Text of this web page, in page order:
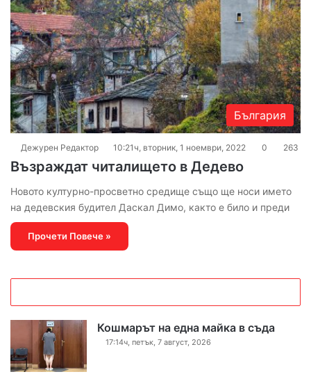
България
Дежурен Редактор 10:21ч, вторник, 1 ноември, 2022 0 263
Възраждат читалището в Дедево
Новото културно-просветно средище също ще носи името
на дедевския будител Даскал Димо, както е било и преди
Прочети Повече »
Кошмарът на една майка в съда
17:14ч, петък, 7 август, 2026